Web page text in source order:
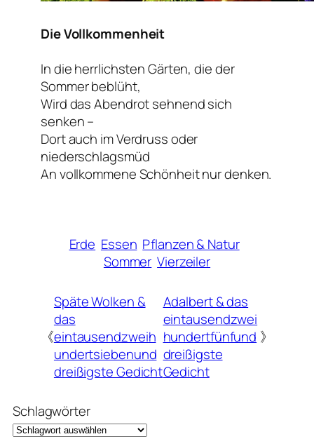
Die Vollkommenheit
In die herrlichsten Gärten, die der
Sommer beblüht,
Wird das Abendrot sehnend sich
senken –
Dort auch im Verdruss oder
niederschlagsmüd
An vollkommene Schönheit nur denken.
Erde Essen Pflanzen & Natur
Sommer Vierzeiler
《
Späte Wolken &
das
eintausendzweih
undertsiebenund
dreißigste Gedicht
Adalbert & das
eintausendzwei
hundertfünfund
dreißigste
Gedicht
》
Schlagwörter